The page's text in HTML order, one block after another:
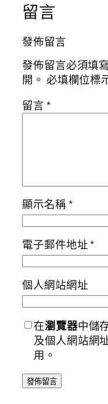
留言
發佈留言
發佈留言必須填
開。 必填欄位標
留言*
顯示名稱*
電子郵件地址*
個人網站網址
在瀏覽器中儲
及個人網站網
用。